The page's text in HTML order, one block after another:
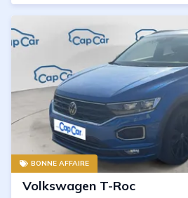
BONNE AFFAIRE
Volkswagen T-Roc